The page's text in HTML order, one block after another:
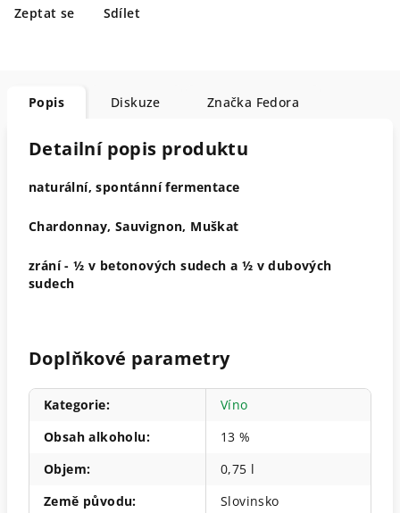
Zeptat se Sdílet
Popis Diskuze Značka Fedora
Detailní popis produktu
naturální, spontánní fermentace
Chardonnay, Sauvignon, Muškat
zrání -½ v betonových sudech a ½ v dubových
sudech
Doplňkové parametry
Kategorie:
Víno
Obsah alkoholu:
13 %
Objem:
0,75 l
Země původu:
Slovinsko